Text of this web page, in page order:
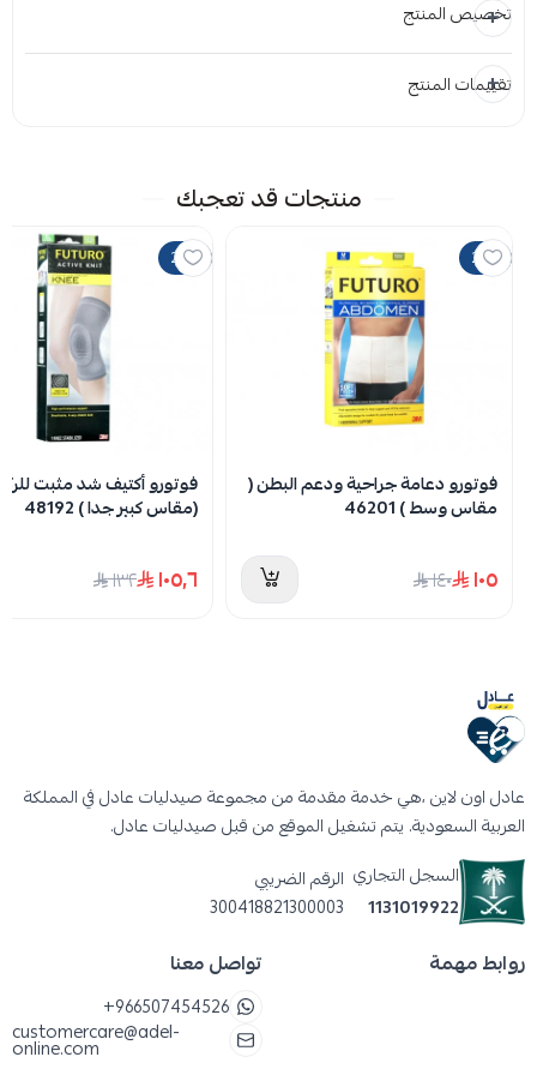
تخصيص المنتج
المرفقات
اسحب و افلت الملف هنا
تقييمات المنتج
لا توجد تقييمات حاليا
منتجات قد تعجبك
25%
فوتورو دعامة جراحية ودعم البطن (
مقاس وسط ) 46201
١٠٥ ١٤٠
20%
فوتورو أكتيف شد مثبت
(مقاس كبير جدا ) 48192
١٠٥٫٦ ١٣٢
عادل اون لاين ،هي خدمة مقدمة من مجموعة صيدليات عادل في المملكة
العربية السعودية. يتم تشغيل الموقع من قبل صيدليات عادل.
السجل التجاري
1131019922
الرقم الضريبي
300418821300003
روابط مهمة تواصل معنا
+966507454526
customercare@adel-
online.com